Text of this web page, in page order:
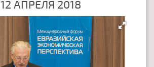
12 АПРЕЛЯ 2018